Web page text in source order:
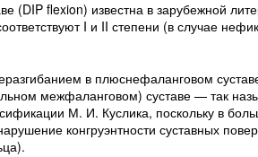
flexion) известна в зарубежной
I и II степени (в случае
в плюснефаланговом
межфаланговом) суставе — так
М. И. Куслика, поскольку в
конгруэнтности суставных